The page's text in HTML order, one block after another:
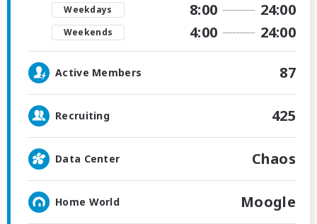
Weekdays 8:00 24:00
Weekends 4:00 24:00
Active Members 87
Recruiting 425
Data Center Chaos
Home World Moogle